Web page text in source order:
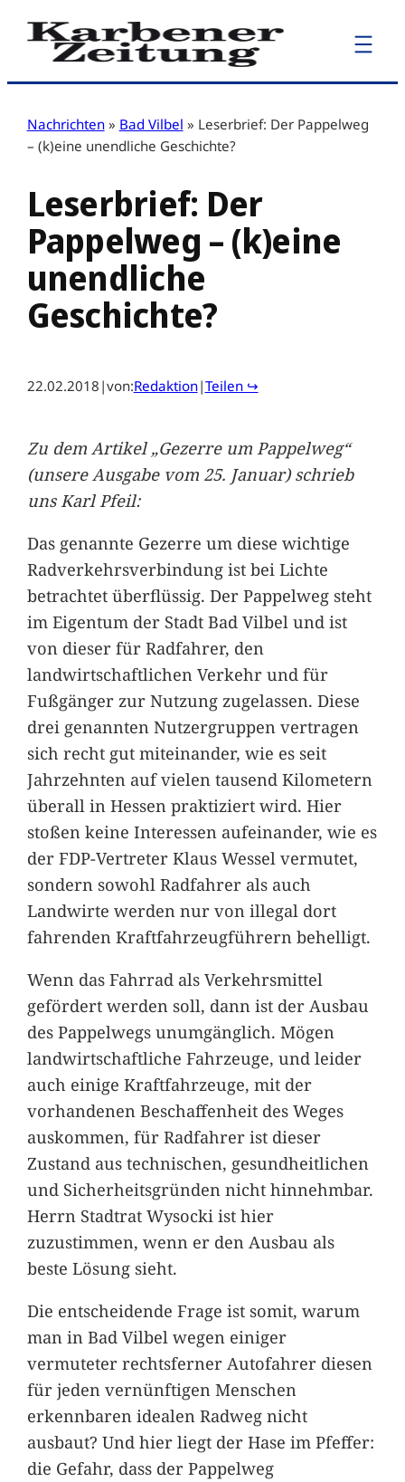
Zum
Inhalt
Nachrichten » Bad Vilbel » Leserbrief: Der Pappelweg
– (k)eine unendliche Geschichte?
Leserbrief: Der
Pappelweg – (k)eine
unendliche
Geschichte?
22.02.2018 |von:Redaktion|Teilen ↪
Zu dem Artikel „Gezerre um Pappelweg“
(unsere Ausgabe vom 25. Januar) schrieb
uns Karl Pfeil:
Das genannte Gezerre um diese wichtige
Radverkehrsverbindung ist bei Lichte
betrachtet überflüssig. Der Pappelweg steht
im Eigentum der Stadt Bad Vilbel und ist
von dieser für Radfahrer, den
landwirtschaftlichen Verkehr und für
Fußgänger zur Nutzung zugelassen. Diese
drei genannten Nutzergruppen vertragen
sich recht gut miteinander, wie es seit
Jahrzehnten auf vielen tausend Kilometern
überall in Hessen praktiziert wird. Hier
stoßen keine Interessen aufeinander, wie es
der FDP-Vertreter Klaus Wessel vermutet,
sondern sowohl Radfahrer als auch
Landwirte werden nur von illegal dort
fahrenden Kraftfahrzeugführern behelligt.
Wenn das Fahrrad als Verkehrsmittel
gefördert werden soll, dann ist der Ausbau
des Pappelwegs unumgänglich. Mögen
landwirtschaftliche Fahrzeuge, und leider
auch einige Kraftfahrzeuge, mit der
vorhandenen Beschaffenheit des Weges
auskommen, für Radfahrer ist dieser
Zustand aus technischen, gesundheitlichen
und Sicherheitsgründen nicht hinnehmbar.
Herrn Stadtrat Wysocki ist hier
zuzustimmen, wenn er den Ausbau als
beste Lösung sieht.
Die entscheidende Frage ist somit, warum
man in Bad Vilbel wegen einiger
vermuteter rechtsferner Autofahrer diesen
für jeden vernünftigen Menschen
erkennbaren idealen Radweg nicht
ausbaut? Und hier liegt der Hase im Pfeffer:
die Gefahr, dass der Pappelweg